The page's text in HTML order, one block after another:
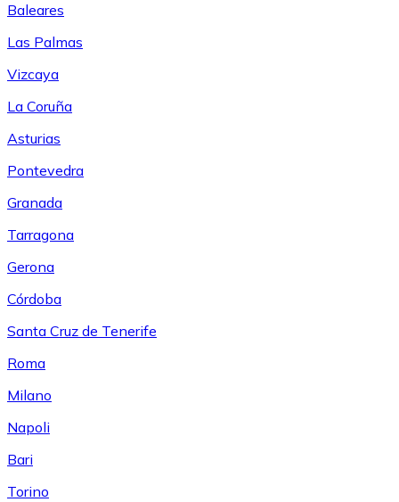
Baleares
Las Palmas
Vizcaya
La Coruña
Asturias
Pontevedra
Granada
Tarragona
Gerona
Córdoba
Santa Cruz de Tenerife
Roma
Milano
Napoli
Bari
Torino